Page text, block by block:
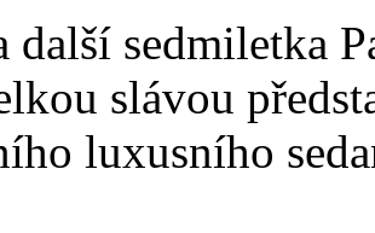
další sedmiletka
slávou
luxusního